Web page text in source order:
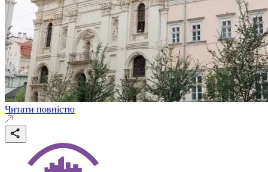
Читати повністю